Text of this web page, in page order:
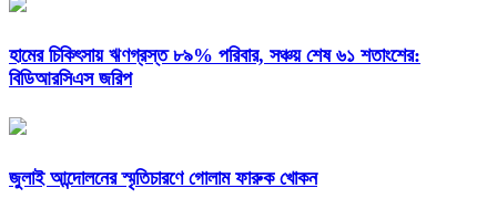
হামের চিকিৎসায় ঋণগ্রস্ত ৮৯% পরিবার, সঞ্চয় শেষ ৬১ শতাংশের:
বিডিআরসিএস জরিপ
জুলাই আন্দোলনের স্মৃতিচারণে গোলাম ফারুক খোকন